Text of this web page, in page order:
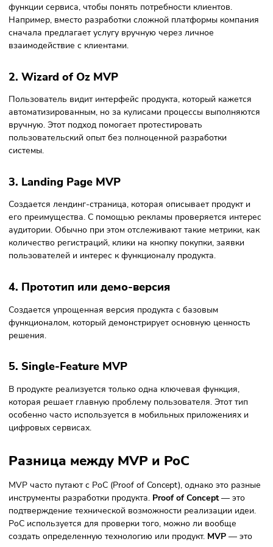
Типы MVP
Существует несколько подходов к созданию MVP. Выбор
тестирования. Наиболее распространенные типы:
1. Консьерж-MVP
автоматизации процессов. Компания лично выполняет
функции сервиса, чтобы понять потребности клиентов.
Например, вместо разработки сложной платформы
сначала предлагает услугу вручную через личное
взаимодействие с клиентами.
Пользователь видит интерфейс продукта, который
автоматизированным, но за кулисами процессы
вручную. Этот подход помогает протестировать
пользовательский опыт без полноценной разработки
3. Landing Page MVP
Создается лендинг-страница, которая описывает
его преимущества. С помощью рекламы проверяется
пользователей и интерес к функционалу продукта.
4. Прототип или демо-версия
Создается упрощенная версия продукта с базовым
функционалом, который демонстрирует основную